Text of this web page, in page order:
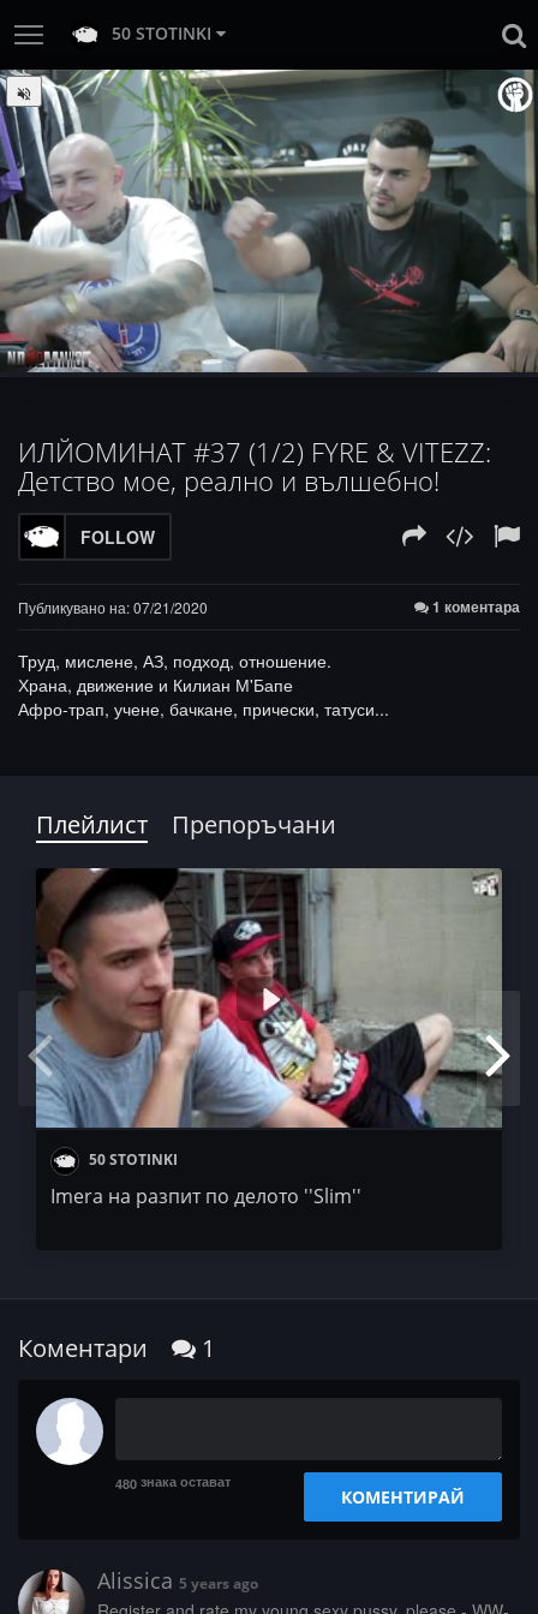
50 STOTINKI
Unmute Loaded:
0%
Progress:
0%
ИЛЙОМИНАТ #37 (1/2) FYRE & VITEZZ:
Детство мое, реално и вълшебно!
FOLLOW
Публикувано на: 07/21/2020 1 коментара
Труд, мислене, АЗ, подход, отношение.
Храна, движение и Килиан М'Бапе
Афро-трап, учене, бачкане, прически, татуси...
Плейлист Препоръчани
50 STOTINKI
Imera на разпит по делото ''Slim''
Коментари 1
480 знака остават
КОМЕНТИРАЙ
Alissica 5 years ago